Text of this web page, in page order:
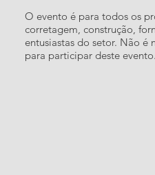
O evento é para todos os
corretagem, construção,
entusiastas do setor. Não é
para participar deste evento.